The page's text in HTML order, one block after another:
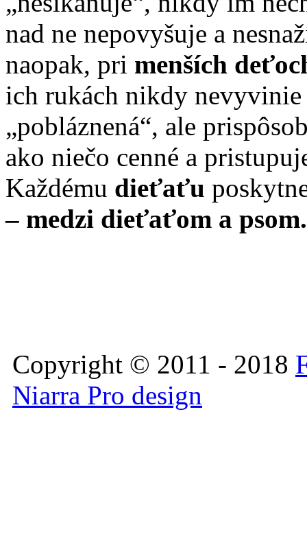
nad ne nepovyšuje a
naopak, pri menších
ich rukách nikdy
„pobláznená“, ale
ako niečo cenné a
Každému dieťaťu
– medzi dieťaťom a psom.
Copyright © 2011 - 2018
Niarra Pro design